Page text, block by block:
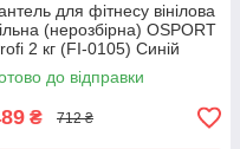
для фітнесу вінілова
(нерозбірна) OSPORT
2 кг (FI-0105) Синій
до відправки
₴ 712 ₴